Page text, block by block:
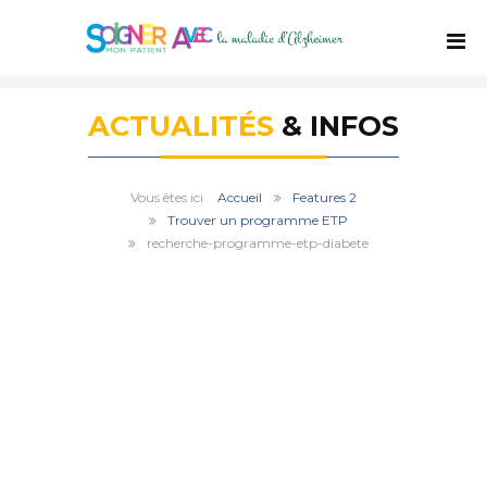
ACTUALITÉS & INFOS
Accueil
Features 2
Trouver un programme ETP
recherche-programme-etp-diabete